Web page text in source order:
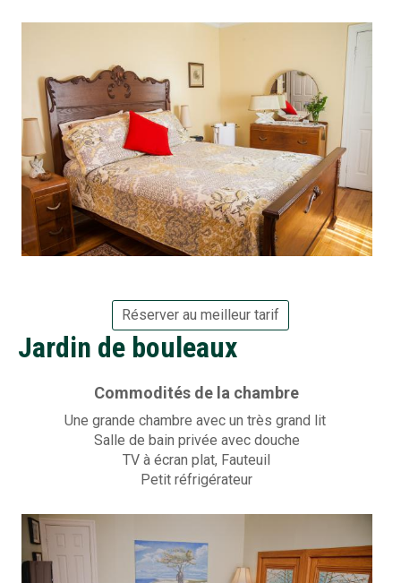
Réserver au meilleur tarif
Jardin de bouleaux
Commodités de la chambre
Une grande chambre avec un très grand lit
Salle de bain privée avec douche
TV à écran plat, Fauteuil
Petit réfrigérateur